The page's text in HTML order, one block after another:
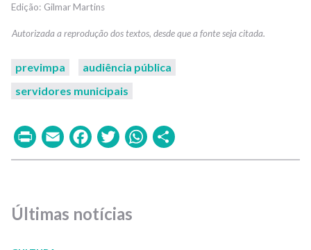
Gilmar Martins
previmpa
audiência pública
servidores municipais
PrintEmailFacebook
TwitterWhatsApp
Últimas notícias